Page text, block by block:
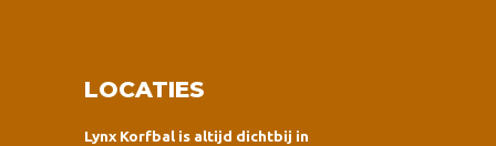
LOCATIES
Lynx Korfbal is altijd dichtbij in